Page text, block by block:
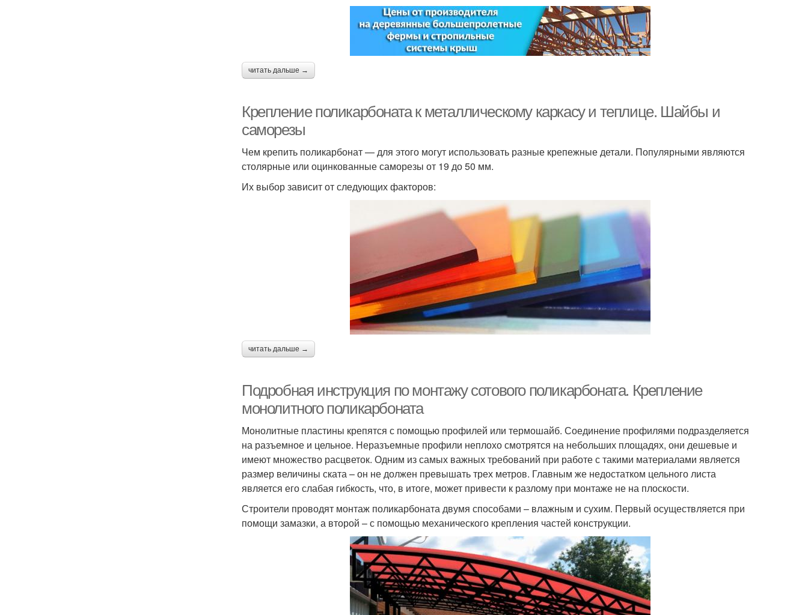
читать дальше →
Крепление поликарбоната к металлическому каркасу и теплице. Шайбы и
саморезы
Чем крепить поликарбонат — для этого могут использовать разные крепежные детали. Популярными являются
столярные или оцинкованные саморезы от 19 до 50 мм.
Их выбор зависит от следующих факторов:
читать дальше →
Подробная инструкция по монтажу сотового поликарбоната. Крепление
монолитного поликарбоната
Монолитные пластины крепятся с помощью профилей или термошайб. Соединение профилями подразделяется
на разъемное и цельное. Неразъемные профили неплохо смотрятся на небольших площадях, они дешевые и
имеют множество расцветок. Одним из самых важных требований при работе с такими материалами является
размер величины ската – он не должен превышать трех метров. Главным же недостатком цельного листа
является его слабая гибкость, что, в итоге, может привести к разлому при монтаже не на плоскости.
Строители проводят монтаж поликарбоната двумя способами – влажным и сухим. Первый осуществляется при
помощи замазки, а второй – с помощью механического крепления частей конструкции.